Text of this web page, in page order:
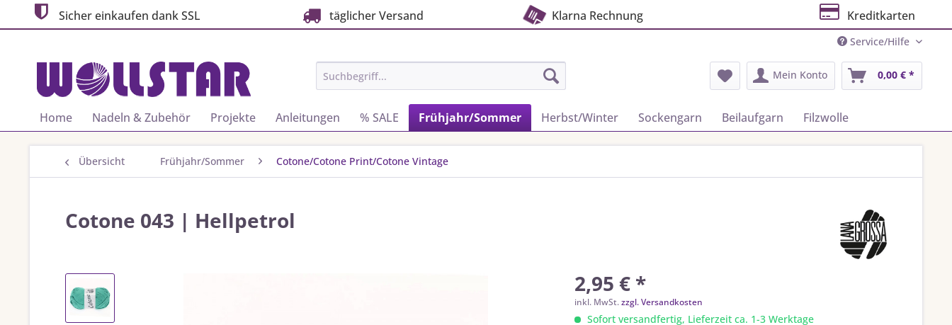
Sicher einkaufen dank SSL täglicher Versand Klarna Rechnung Kreditkarten
Service/Hilfe
Mein Konto 0,00 € *
Home Nadeln & Zubehör Projekte Anleitungen % SALE Frühjahr/Sommer Herbst/Winter Sockengarn Beilaufgarn Filzwolle
Übersicht Frühjahr/Sommer Cotone/Cotone Print/Cotone Vintage
Cotone 043 | Hellpetrol
2,95 € *
inkl. MwSt.zzgl. Versandkosten
Sofort versandfertig, Lieferzeit ca. 1-3 Werktage